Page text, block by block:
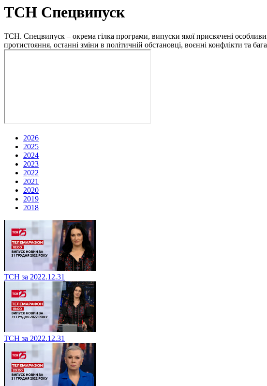
ТСН Спецвипуск
ТСН. Спецвипуск – окрема гілка програми, випуски якої присвячені
протистояння, останні зміни в політичній обстановці, воєнні конфлікти та
2026
2025
2024
2023
2022
2021
2020
2019
2018
ТСН за 2022.12.31
ТСН за 2022.12.31